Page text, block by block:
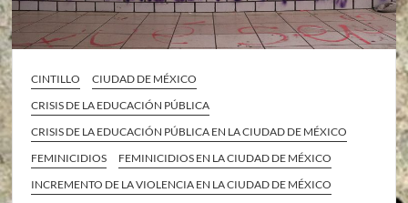
CINTILLO
CIUDAD DE MÉXICO
CRISIS DE LA EDUCACIÓN PÚBLICA
CRISIS DE LA EDUCACIÓN PÚBLICA EN LA CIUDAD DE MÉXICO
FEMINICIDIOS
FEMINICIDIOS EN LA CIUDAD DE MÉXICO
INCREMENTO DE LA VIOLENCIA EN LA CIUDAD DE MÉXICO